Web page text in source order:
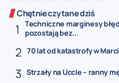
Chętnie czytane dziś
Techniczne marginesy
pozostają bez...
70 lat od katastrofy w
Strzały na Uccle – ranny